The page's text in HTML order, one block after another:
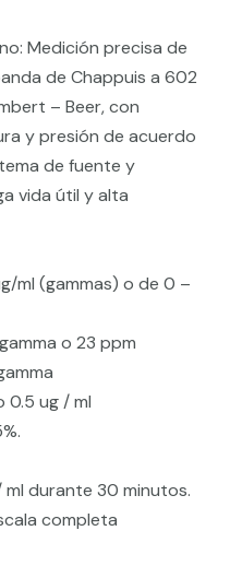
Medición precisa de
de Chappuis a 602
– Beer, con
y presión de acuerdo
de fuente y
vida útil y alta
ml (gammas) o de 0 –
o 23 ppm
ug / ml
ml durante 30 minutos.
completa